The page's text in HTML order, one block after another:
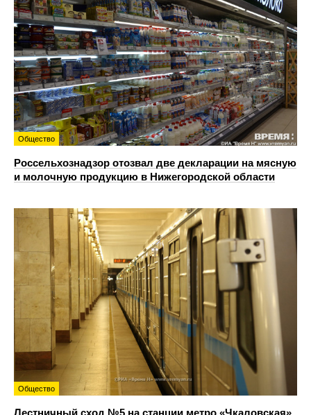
Общество
Россельхознадзор отозвал две декларации на мясную
и молочную продукцию в Нижегородской области
Общество
Лестничный сход №5 на станции метро «Чкаловская»